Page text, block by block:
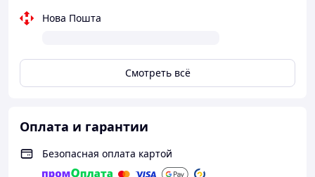
Нова Пошта
Смотреть всё
Оплата и гарантии
Безопасная оплата картой